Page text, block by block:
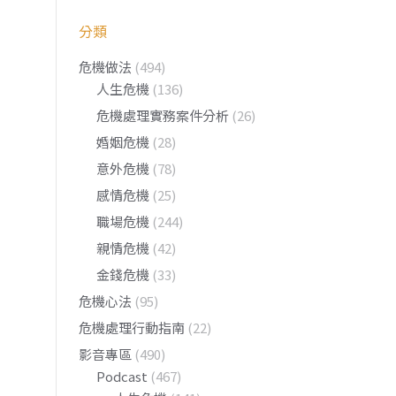
分類
危機做法 (494)
人生危機 (136)
危機處理實務案件分析 (26)
婚姻危機 (28)
意外危機 (78)
感情危機 (25)
職場危機 (244)
親情危機 (42)
金錢危機 (33)
危機心法 (95)
危機處理行動指南 (22)
影音專區 (490)
Podcast (467)